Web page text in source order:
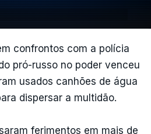
confrontos com a polícia
pró-russo no poder venceu
usados canhões de água
dispersar a multidão.
ferimentos em mais de